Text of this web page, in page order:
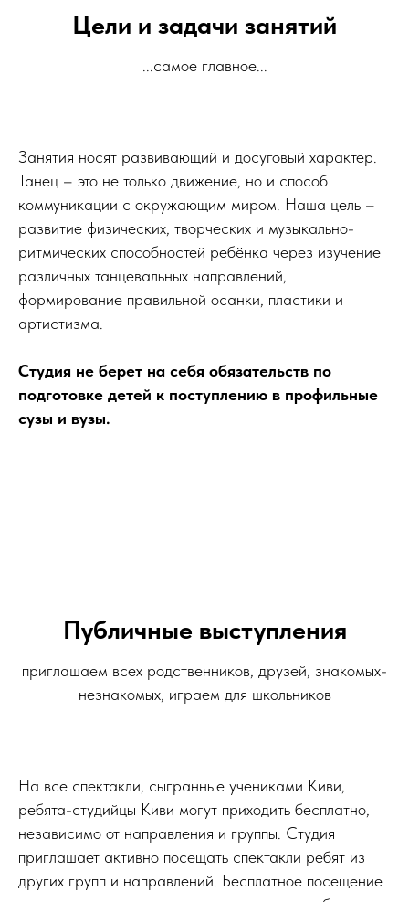
Цели и задачи занятий
...самое главное...
Занятия носят развивающий и досуговый характер.
Танец – это не только движение, но и способ
коммуникации с окружающим миром. Наша цель –
развитие физических, творческих и музыкально-
ритмических способностей ребёнка через изучение
различных танцевальных направлений,
формирование правильной осанки, пластики и
артистизма.
Студия не берет на себя обязательств по
подготовке детей к поступлению в профильные
сузы и вузы.
Публичные выступления
приглашаем всех родственников, друзей, знакомых-
незнакомых, играем для школьников
На все спектакли, сыгранные учениками Киви,
ребята-студийцы Киви могут приходить бесплатно,
независимо от направления и группы. Студия
приглашает активно посещать спектакли ребят из
других групп и направлений. Бесплатное посещение